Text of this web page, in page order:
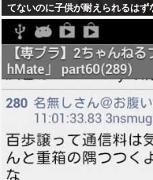
てないのに子供が耐えられるは